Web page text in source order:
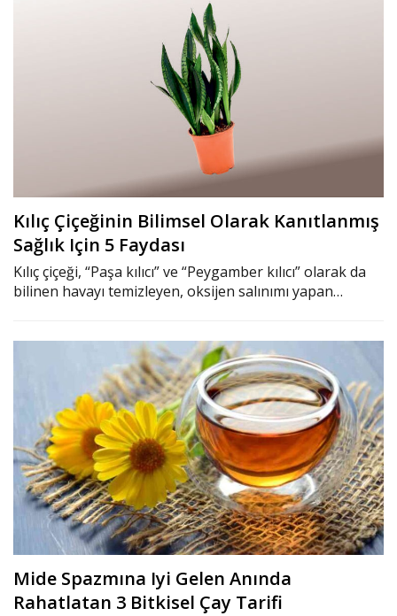
Kılıç Çiçeğinin Bilimsel Olarak Kanıtlanmış
Sağlık Için 5 Faydası
Kılıç çiçeği, “Paşa kılıcı” ve “Peygamber kılıcı” olarak da
bilinen havayı temizleyen, oksijen salınımı yapan…
Mide Spazmına Iyi Gelen Anında
Rahatlatan 3 Bitkisel Çay Tarifi